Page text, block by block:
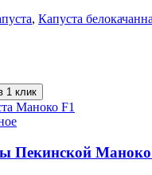
, Капуста
1 клик
Пекинской Маноко